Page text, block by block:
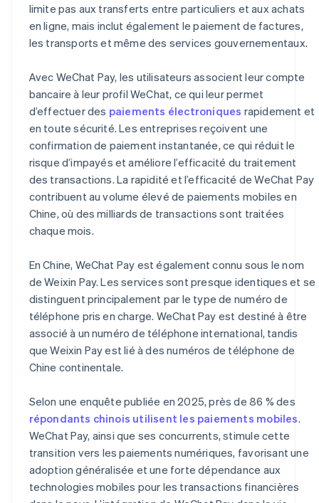
limite pas aux transferts entre particuliers et aux achats
en ligne, mais inclut également le paiement de factures,
les transports et même des services gouvernementaux.
Avec WeChat Pay, les utilisateurs associent leur compte
bancaire à leur profil WeChat, ce qui leur permet
d’effectuer des paiements électroniques rapidement et
en toute sécurité. Les entreprises reçoivent une
confirmation de paiement instantanée, ce qui réduit le
risque d’impayés et améliore l’efficacité du traitement
des transactions. La rapidité et l’efficacité de WeChat Pay
contribuent au volume élevé de paiements mobiles en
Chine, où des milliards de transactions sont traitées
chaque mois.
En Chine, WeChat Pay est également connu sous le nom
de Weixin Pay. Les services sont presque identiques et se
distinguent principalement par le type de numéro de
téléphone pris en charge. WeChat Pay est destiné à être
associé à un numéro de téléphone international, tandis
que Weixin Pay est lié à des numéros de téléphone de
Chine continentale.
Selon une enquête publiée en 2025, près de 86 % des
répondants chinois utilisent les paiements mobiles.
WeChat Pay, ainsi que ses concurrents, stimule cette
transition vers les paiements numériques, favorisant une
adoption généralisée et une forte dépendance aux
technologies mobiles pour les transactions financières